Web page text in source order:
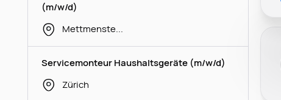
(m/w/d)
Mettmenstetten
Servicemonteur Haushaltsgeräte (m/w/d)
Zürich